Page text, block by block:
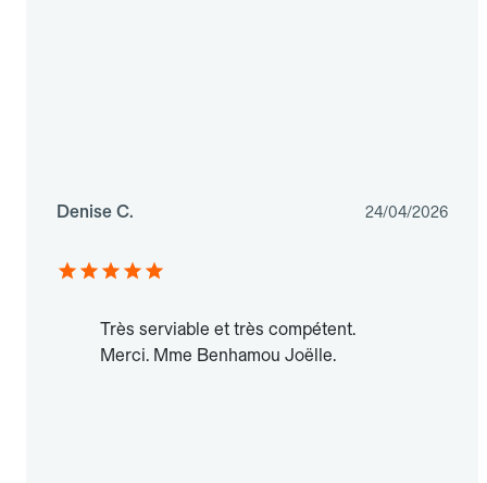
Denise C. 24/04/2026
Très serviable et très compétent.
Merci. Mme Benhamou Joëlle.